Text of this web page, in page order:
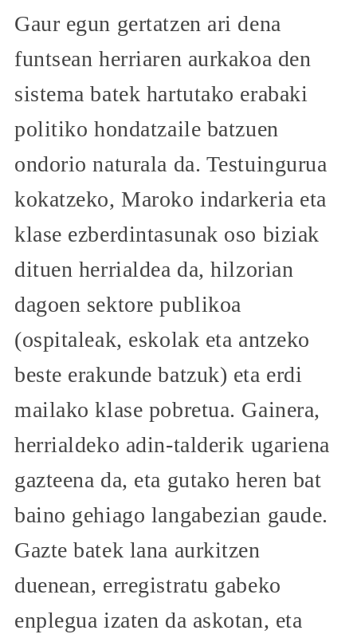
Gaur egun gertatzen ari dena
funtsean herriaren aurkakoa den
sistema batek hartutako erabaki
politiko hondatzaile batzuen
ondorio naturala da. Testuingurua
kokatzeko, Maroko indarkeria eta
klase ezberdintasunak oso biziak
dituen herrialdea da, hilzorian
dagoen sektore publikoa
(ospitaleak, eskolak eta antzeko
beste erakunde batzuk) eta erdi
mailako klase pobretua. Gainera,
herrialdeko adin-talderik ugariena
gazteena da, eta gutako heren bat
baino gehiago langabezian gaude.
Gazte batek lana aurkitzen
duenean, erregistratu gabeko
enplegua izaten da askotan, eta